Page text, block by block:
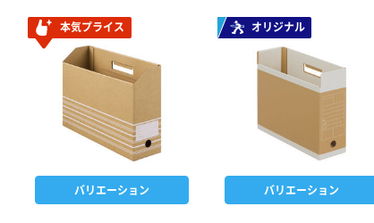
本気プライス
バリエーション
オリジナル
バリエーション